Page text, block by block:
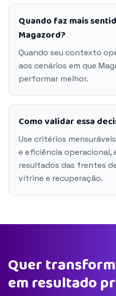
Quando faz mais
Magazord?
Quando seu contexto
aos cenários em que
performar melhor.
Como validar essa
Use critérios
e eficiência operacional,
resultados das frentes
vitrine e recuperação.
Quer
em resultado